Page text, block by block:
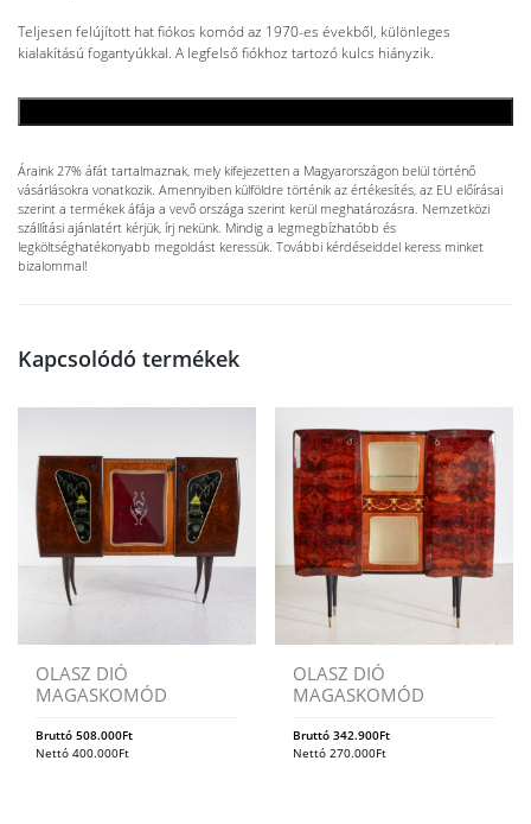
Teljesen felújított hat fiókos komód az 1970-es évekből, különleges
kialakítású fogantyúkkal. A legfelső fiókhoz tartozó kulcs hiányzik.
Áraink 27% áfát tartalmaznak, mely kifejezetten a Magyarországon belül történő
vásárlásokra vonatkozik. Amennyiben külföldre történik az értékesítés, az EU előírásai
szerint a termékek áfája a vevő országa szerint kerül meghatározásra. Nemzetközi
szállítási ajánlatért kérjük, írj nekünk. Mindig a legmegbízhatóbb és
legköltséghatékonyabb megoldást keressük. További kérdéseiddel keress minket
bizalommal!
Kapcsolódó termékek
OLASZ DIÓ
MAGASKOMÓD
Bruttó 508.000Ft
Nettó 400.000Ft
OLASZ DIÓ
MAGASKOMÓD
Bruttó342.900Ft
Nettó270.000Ft